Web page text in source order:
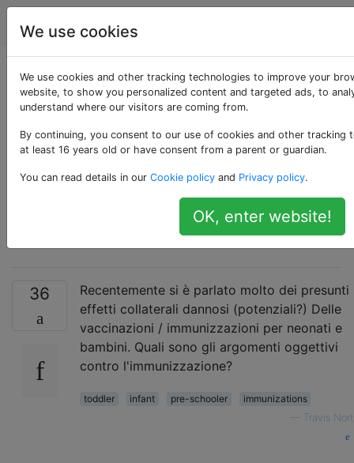
Parenting
Quali sono gli
argomenti oggettivi
contro le
immunizzazioni per
neonati e bambini?
36
Recentemente si è parlato molto dei presunti
effetti collaterali dannosi (potenziali?) Delle
vaccinazioni / immunizzazioni per neonati e
bambini. Quali sono gli argomenti oggettivi
contro l'immunizzazione?
toddler infant pre-schooler
immunizations
Travis
We use cookies
We use cookies and other tracking technologies to improve your
website, to show you personalized content and targeted ads, to
understand where our visitors are coming from.
By continuing, you consent to our use of cookies and other tracking
at least 16 years old or have consent from a parent or guardian.
You can read details in our Cookie policy and Privacy policy.
OK, enter website!